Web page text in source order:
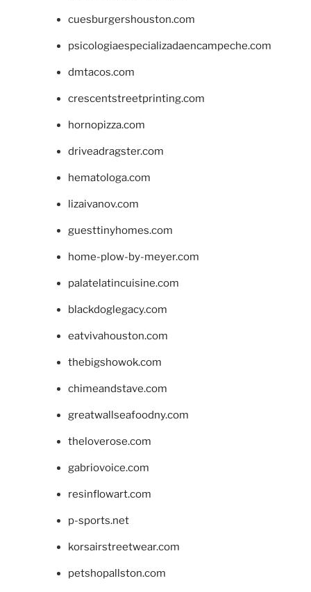
cuesburgershouston.com
psicologiaespecializadaencampeche.com
dmtacos.com
crescentstreetprinting.com
hornopizza.com
driveadragster.com
hematologa.com
lizaivanov.com
guesttinyhomes.com
home-plow-by-meyer.com
palatelatincuisine.com
blackdoglegacy.com
eatvivahouston.com
thebigshowok.com
chimeandstave.com
greatwallseafoodny.com
theloverose.com
gabriovoice.com
resinflowart.com
p-sports.net
korsairstreetwear.com
petshopallston.com